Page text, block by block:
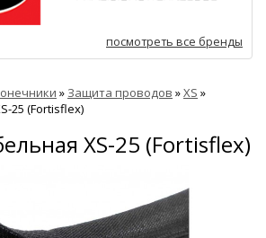
посмотреть все бренды
» Защита проводов »XS »
25 (Fortisflex)
XS-25 (Fortisflex)